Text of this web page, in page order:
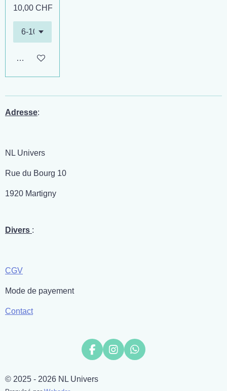
10,00 CHF
Ajouter au panier
Adresse:
NL Univers
Rue du Bourg 10
1920 Martigny
Divers :
CGV
Mode de payement
Contact
F
e
I
W
© 2025 - 2026 NL Univers